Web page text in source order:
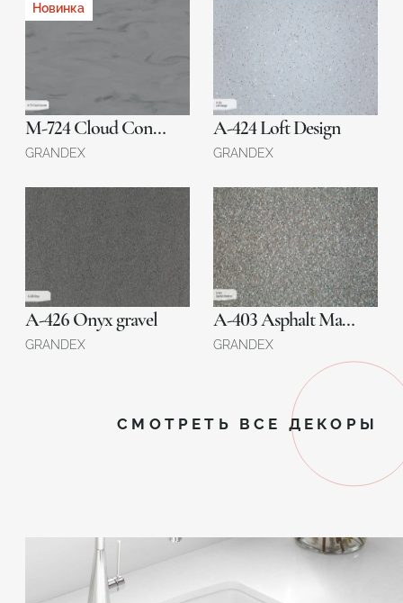
Новинка
М-724 Cloud Concrete
GRANDEX
A-424 Loft Design
GRANDEX
A-426 Onyx gravel
GRANDEX
A-403 Asphalt Material
GRANDEX
СМОТРЕТЬ ВСЕ ДЕКОРЫ